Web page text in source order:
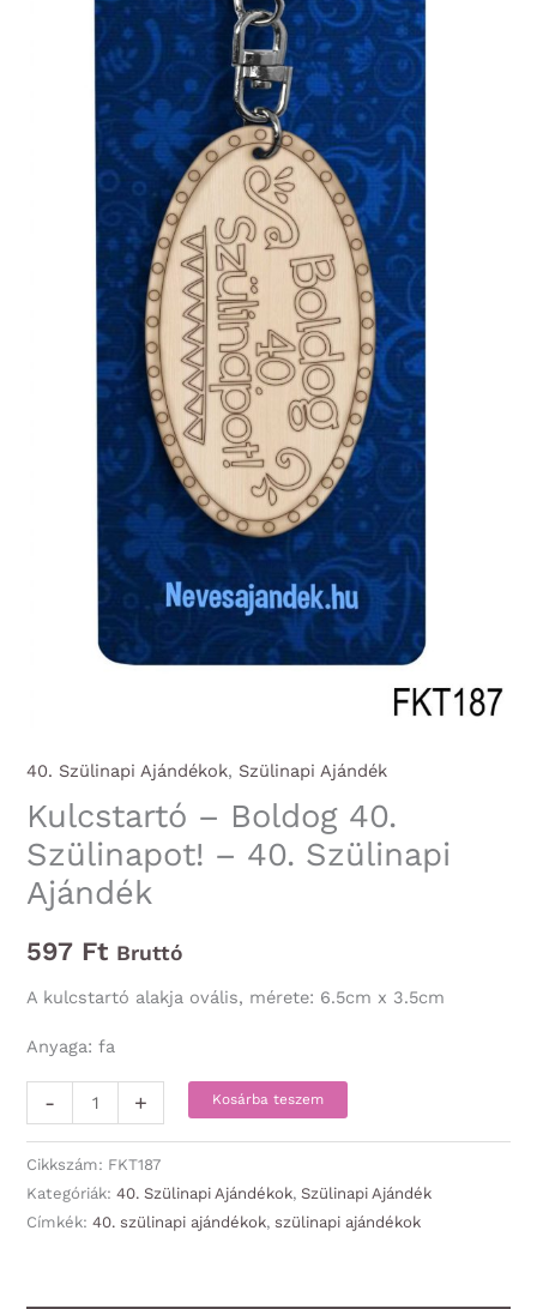
40. Szülinapi Ajándékok, Szülinapi Ajándék
Kulcstartó – Boldog 40.
Szülinapot! – 40. Szülinapi
Ajándék
597 Ft Bruttó
A kulcstartó alakja ovális, mérete: 6.5cm x 3.5cm
Anyaga: fa
-
Kulcstartó
-
Boldog
40.
Szülinapot!
+ Kosárba teszem
Cikkszám: FKT187
Kategóriák:40. Szülinapi Ajándékok,Szülinapi Ajándék
Címkék:40. szülinapi ajándékok,szülinapi ajándékok